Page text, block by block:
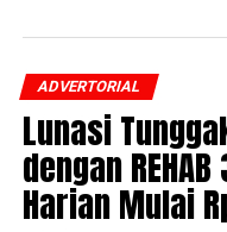
ADVERTORIAL
Lunasi
dengan
Harian Mulai